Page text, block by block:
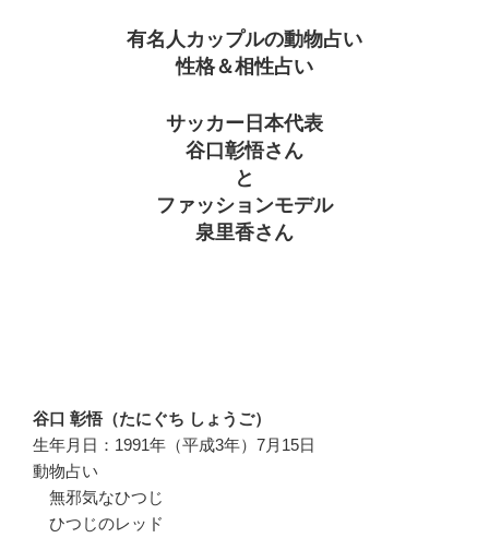
有名人カップルの動物占い
性格＆相性占い
サッカー日本代表
谷口彰悟さん
と
ファッションモデル
泉里香さん
谷口 彰悟（たにぐち しょうご）
生年月日：1991年（平成3年）7月15日
動物占い
無邪気なひつじ
ひつじのレッド